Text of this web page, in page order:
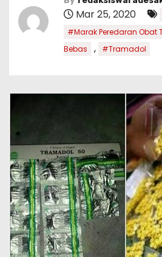
Mar 25, 2020
#Marak Peredaran Obat
Bebas
, #Tramadol